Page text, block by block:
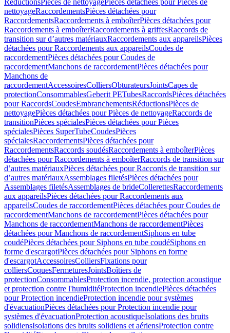
RéductionsPièces de nettoyagePièces détachées pour Pièces de
nettoyageRaccordementsPièces détachées pour
RaccordementsRaccordements à emboîterPièces détachées pour
Raccordements à emboîterRaccordements à griffesRaccords de
transition sur d’autres matériauxRaccordements aux appareilsPièces
détachées pour Raccordements aux appareilsCoudes de
raccordementPièces détachées pour Coudes de
raccordementManchons de raccordementPièces détachées pour
Manchons de
raccordementAccessoiresColliersObturateursJointsCapes de
protectionConsommablesGeberit PETubesRaccordsPièces détachées
pour RaccordsCoudesEmbranchementsRéductionsPièces de
nettoyagePièces détachées pour Pièces de nettoyageRaccords de
transitionPièces spécialesPièces détachées pour Pièces
spécialesPièces SuperTubeCoudesPièces
spécialesRaccordementsPièces détachées pour
RaccordementsRaccords soudésRaccordements à emboîterPièces
détachées pour Raccordements à emboîterRaccords de transition sur
d’autres matériauxPièces détachées pour Raccords de transition sur
d’autres matériauxAssemblages filetésPièces détachées pour
Assemblages filetésAssemblages de brideCollerettesRaccordements
aux appareilsPièces détachées pour Raccordements aux
appareilsCoudes de raccordementPièces détachées pour Coudes de
raccordementManchons de raccordementPièces détachées pour
Manchons de raccordementManchons de raccordementPièces
détachées pour Manchons de raccordementSiphons en tube
coudéPièces détachées pour Siphons en tube coudéSiphons en
forme d'escargotPièces détachées pour Siphons en forme
d'escargotAccessoiresColliersFixations pour
colliersCoquesFermeturesJointsBoîtiers de
protectionConsommablesProtection incendie, protection acoustique
et protection contre l'humiditéProtection incendiePièces détachées
pour Protection incendieProtection incendie pour systèmes
d'évacuationPièces détachées pour Protection incendie pour
systèmes d'évacuationProtection acoustiqueIsolations des bruits
solidiensIsolations des bruits solidiens et aériensProtection contre